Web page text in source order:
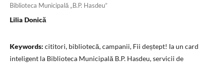
Biblioteca Municipală „B.P. Hasdeu”
Lilia Donică
Keywords: cititori, bibliotecă, campanii, Fii deștept! Ia un card
inteligent la Biblioteca Municipală B.P. Hasdeu, servicii de